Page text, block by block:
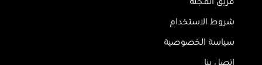
شروط الاستخدام
سياسة الخصوصية
اتصل بنا